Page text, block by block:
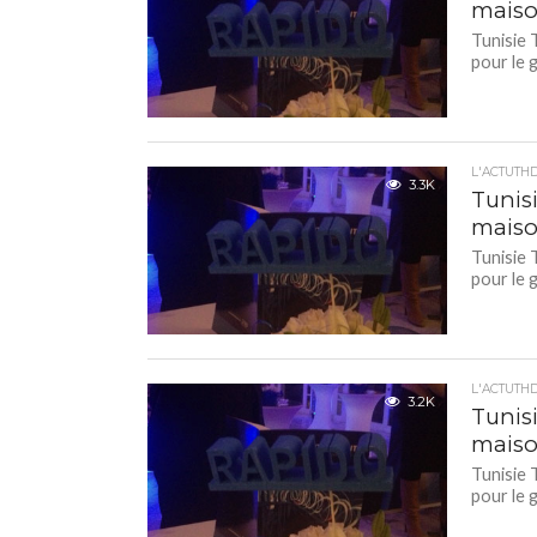
Tunisie
pour le
3.3K
Tunisie
pour le
3.2K
Tunisie
pour le